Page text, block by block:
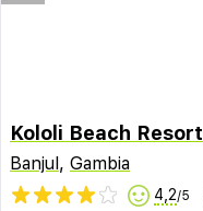
Kololi Beach Resort
Banjul, Gambia
4,2/5